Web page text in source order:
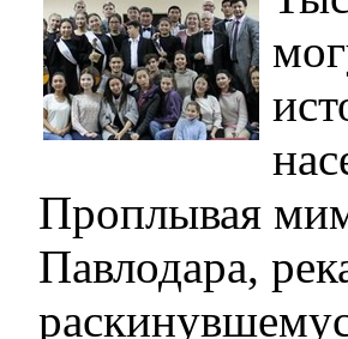
Проплывая
Павлодара,